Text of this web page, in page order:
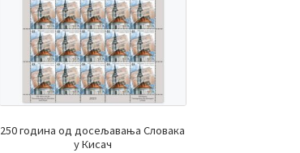
250 година од досељавања Словака
у Кисач